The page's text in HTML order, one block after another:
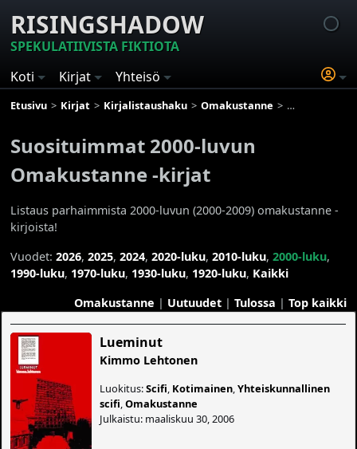
RISINGSHADOW
SPEKULATIIVISTA FIKTIOTA
Koti
Kirjat Yhteisö
Etusivu Kirjat Kirjalistaushaku Omakustanne Suosituimmat
Suosituimmat 2000-luvun
Omakustanne -kirjat
Listaus parhaimmista 2000-luvun (2000-2009) omakustanne -
kirjoista!
Vuodet:2026,2025,2024,2020-luku,2010-luku,2000-luku,
1990-luku, 1970-luku, 1930-luku, 1920-luku, Kaikki
Omakustanne | Uutuudet| Tulossa | Top kaikki
Lueminut
Kimmo Lehtonen
Luokitus:Scifi Kotimainen ,Yhteiskunnallinen
scifi ,Omakustanne
Julkaistu: maaliskuu 30, 2006